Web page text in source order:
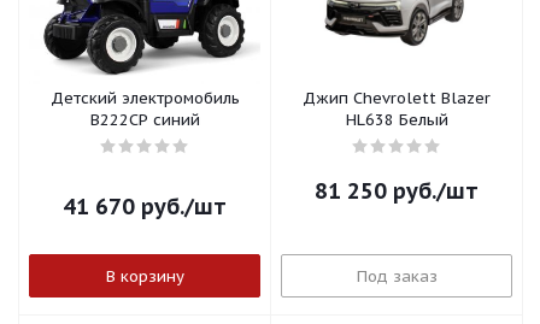
Детский электромобиль
B222CP синий
41 670 руб./шт
В корзину
Джип Chevrolett Blazer
HL638 Белый
81 250 руб./шт
Под заказ